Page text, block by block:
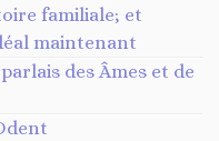
familiale; et
maintenant
des Âmes et de